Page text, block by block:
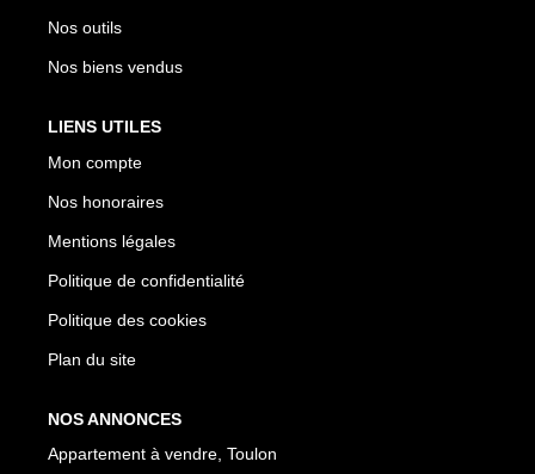
Nos outils
Nos biens vendus
LIENS UTILES
Mon compte
Nos honoraires
Mentions légales
Politique de confidentialité
Politique des cookies
Plan du site
NOS ANNONCES
Appartement à vendre, Toulon